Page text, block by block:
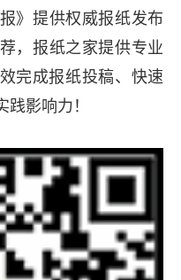
》提供权威报纸发布
，报纸之家提供专业
完成报纸投稿、快速
影响力！